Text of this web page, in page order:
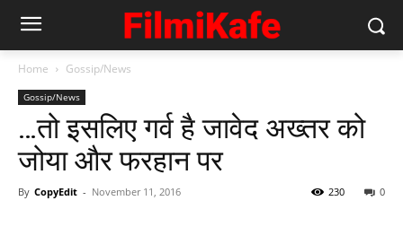
Home Gossip/News
Gossip/News
…तो इसलिए गर्व है जावेद अख्‍तर को
जोया और फरहान पर
By CopyEdit - November 11, 2016 0
230